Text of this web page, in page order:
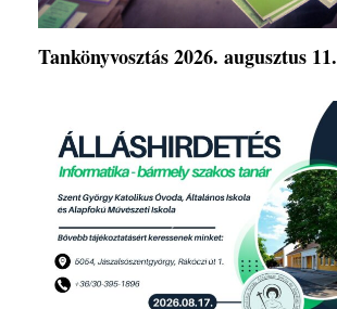
Tankönyvosztás 2026. augusztus 11.